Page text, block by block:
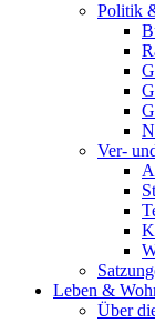
Politik
Ver-
Leben &
Über